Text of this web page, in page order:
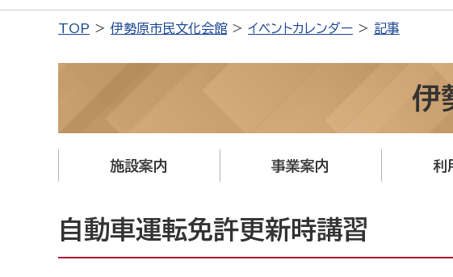
TOP 伊勢原市民文化会館 イベントカレンダー 記事
伊
施設案内 事業案内 利
自動車運転免許更新時講習